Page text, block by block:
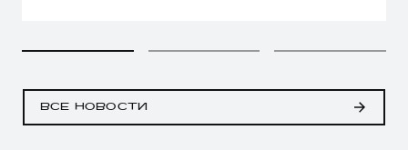
ВСЕ НОВОСТИ